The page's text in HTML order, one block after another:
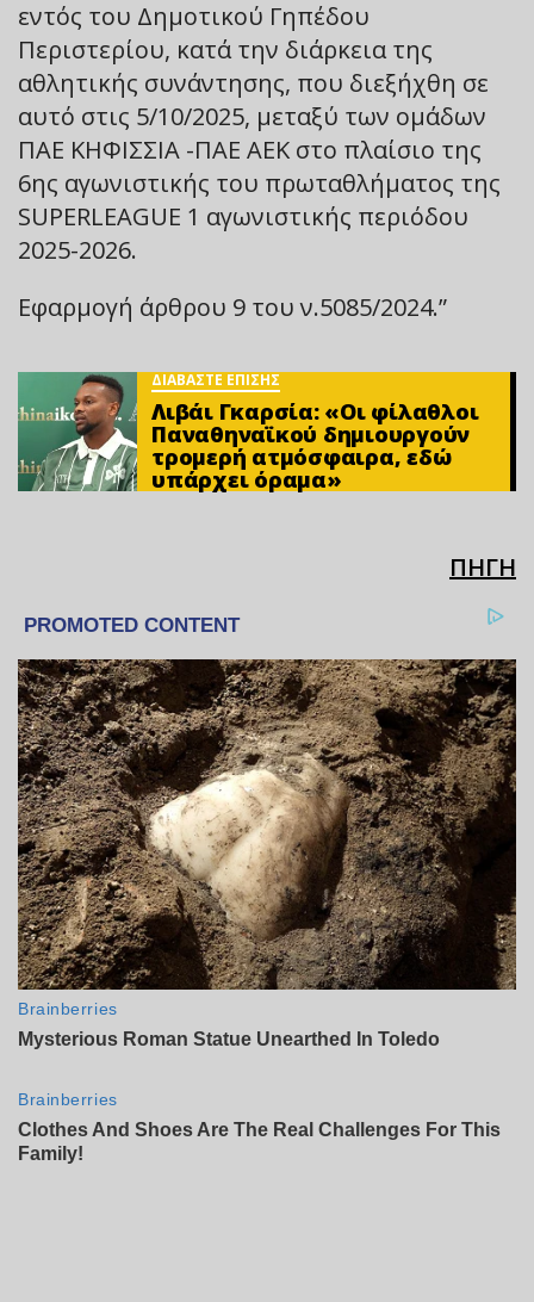
εντός του Δημοτικού Γηπέδου
Περιστερίου, κατά την διάρκεια της
αθλητικής συνάντησης, που διεξήχθη σε
αυτό στις 5/10/2025, μεταξύ των ομάδων
ΠΑΕ ΚΗΦΙΣΣΙΑ -ΠΑΕ ΑΕΚ στο πλαίσιο της
6ης αγωνιστικής του πρωταθλήματος της
SUPERLEAGUE 1 αγωνιστικής περιόδου
2025-2026.
Εφαρμογή άρθρου 9 του ν.5085/2024.”
ΔΙΑΒΑΣΤΕ ΕΠΙΣΗΣ
Λιβάι Γκαρσία: «Οι φίλαθλοι
Παναθηναϊκού δημιουργούν
τρομερή ατμόσφαιρα, εδώ
υπάρχει όραμα»
ΠΗΓΗ